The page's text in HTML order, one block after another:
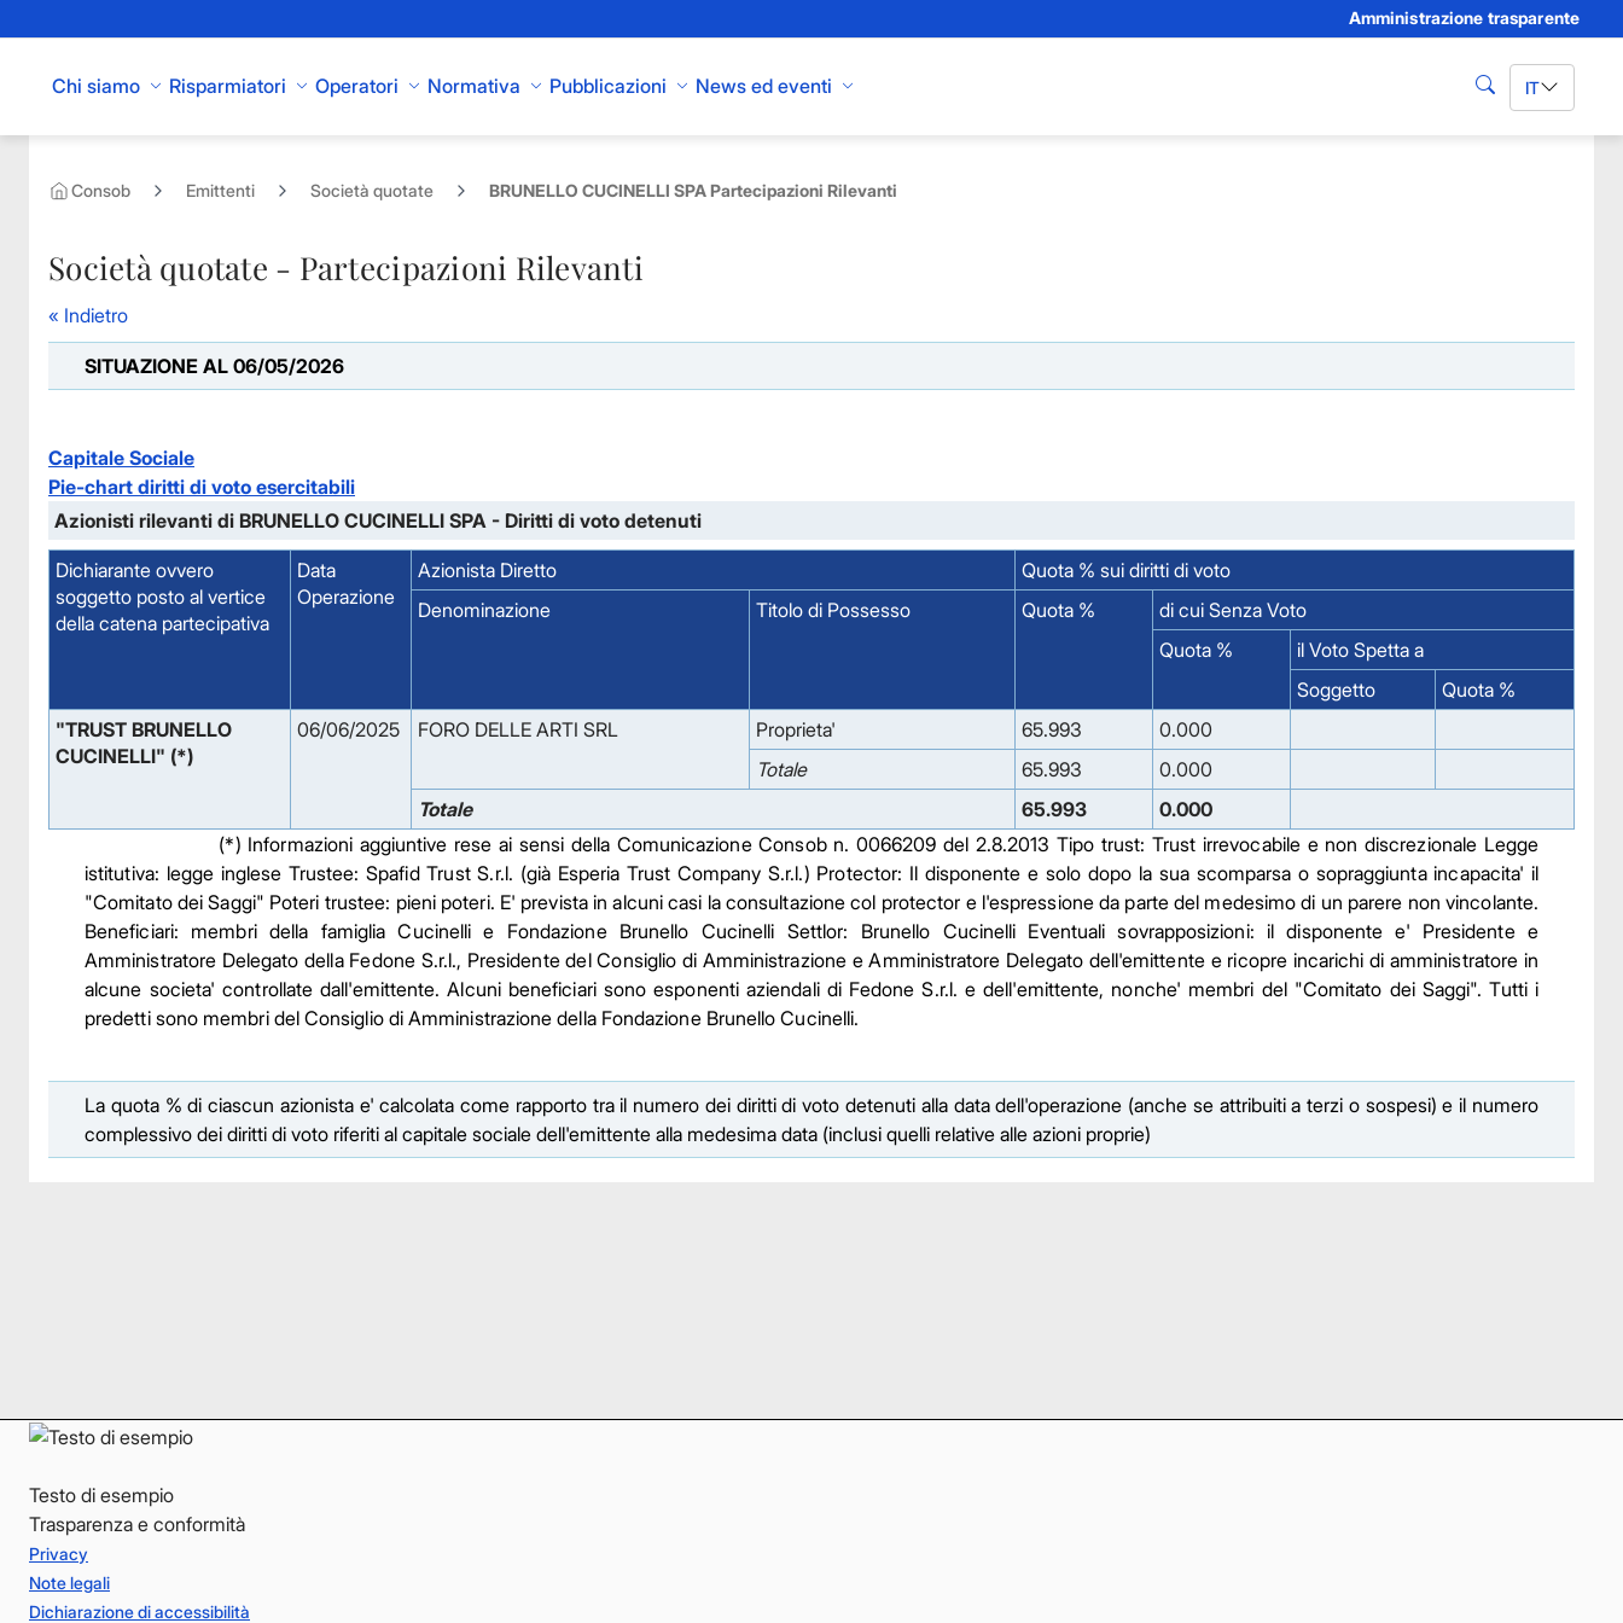
Amministrazione trasparente
Chi siamo Risparmiatori Operatori Normativa Pubblicazioni News ed eventi cerca IT
Consob Emittenti Società quotate BRUNELLO CUCINELLI SPA Partecipazioni Rilevanti
Società quotate - Partecipazioni Rilevanti
« Indietro
SITUAZIONE AL 06/05/2026
Capitale Sociale
Pie-chart diritti di voto esercitabili
Azionisti rilevanti di BRUNELLO CUCINELLI SPA - Diritti di voto detenuti
Dichiarante ovvero
soggetto posto al vertice
della catena partecipativa
Data
Operazione
Azionista Diretto
Quota % sui diritti di voto
Denominazione
Titolo di Possesso Quota %
di cui Senza Voto
Quota %
il Voto Spetta a
Soggetto
Quota %
"TRUST BRUNELLO
CUCINELLI" (*)
06/06/2025 FORO DELLE ARTI SRL Proprieta' 65.993
0.000
Totale
65.993
0.000
Totale
65.993
0.000
(*) Informazioni aggiuntive rese ai sensi della Comunicazione Consob n. 0066209 del 2.8.2013 Tipo trust: Trust irrevocabile e non discrezionale Legge
istitutiva: legge inglese Trustee: Spafid Trust S.r.l. (già Esperia Trust Company S.r.l.) Protector: Il disponente e solo dopo la sua scomparsa o sopraggiunta incapacita' il
"Comitato dei Saggi" Poteri trustee: pieni poteri. E' prevista in alcuni casi la consultazione col protector e l'espressione da parte del medesimo di un parere non vincolante.
Beneficiari: membri della famiglia Cucinelli e Fondazione Brunello Cucinelli Settlor: Brunello Cucinelli Eventuali sovrapposizioni: il disponente e' Presidente e
Amministratore Delegato della Fedone S.r.l., Presidente del Consiglio di Amministrazione e Amministratore Delegato dell'emittente e ricopre incarichi di amministratore in
alcune societa' controllate dall'emittente. Alcuni beneficiari sono esponenti aziendali di Fedone S.r.l. e dell'emittente, nonche' membri del "Comitato dei Saggi". Tutti i
predetti sono membri del Consiglio di Amministrazione della Fondazione Brunello Cucinelli.
La quota % di ciascun azionista e' calcolata come rapporto tra il numero dei diritti di voto detenuti alla data dell'operazione (anche se attribuiti a terzi o sospesi) e il numero
complessivo dei diritti di voto riferiti al capitale sociale dell'emittente alla medesima data (inclusi quelli relative alle azioni proprie)
Testo di esempio
Trasparenza e conformità
Privacy
Note legali
Dichiarazione di accessibilità